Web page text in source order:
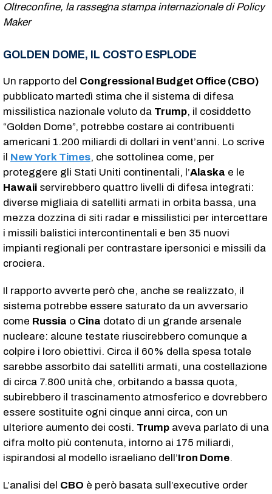
Oltreconfine, la rassegna stampa internazionale di Policy
Maker
GOLDEN DOME, IL COSTO ESPLODE
Un rapporto del Congressional Budget Office (CBO)
pubblicato martedì stima che il sistema di difesa
missilistica nazionale voluto da Trump, il cosiddetto
“Golden Dome”, potrebbe costare ai contribuenti
americani 1.200 miliardi di dollari in vent’anni. Lo scrive
il New York Times, che sottolinea come, per
proteggere gli Stati Uniti continentali, l’Alaska e le
Hawaii servirebbero quattro livelli di difesa integrati:
diverse migliaia di satelliti armati in orbita bassa, una
mezza dozzina di siti radar e missilistici per intercettare
i missili balistici intercontinentali e ben 35 nuovi
impianti regionali per contrastare ipersonici e missili da
crociera.
Il rapporto avverte però che, anche se realizzato, il
sistema potrebbe essere saturato da un avversario
come Russia o Cina dotato di un grande arsenale
nucleare: alcune testate riuscirebbero comunque a
colpire i loro obiettivi. Circa il 60% della spesa totale
sarebbe assorbito dai satelliti armati, una costellazione
di circa 7.800 unità che, orbitando a bassa quota,
subirebbero il trascinamento atmosferico e dovrebbero
essere sostituite ogni cinque anni circa, con un
ulteriore aumento dei costi. Trump aveva parlato di una
cifra molto più contenuta, intorno ai 175 miliardi,
ispirandosi al modello israeliano dell’Iron Dome.
L’analisi del CBO è però basata sull’executive order